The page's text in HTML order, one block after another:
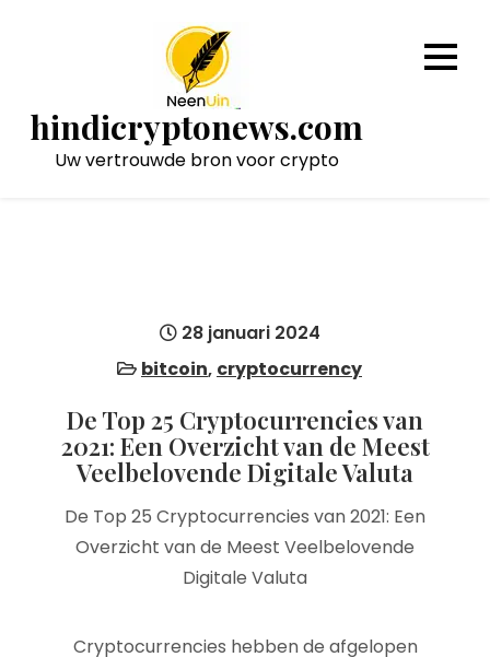
hindicryptonews.com
Uw vertrouwde bron voor crypto
28 januari 2024
bitcoin, cryptocurrency
De Top 25 Cryptocurrencies van
2021: Een Overzicht van de Meest
Veelbelovende Digitale Valuta
De Top 25 Cryptocurrencies van 2021: Een
Overzicht van de Meest Veelbelovende
Digitale Valuta
Cryptocurrencies hebben de afgelopen